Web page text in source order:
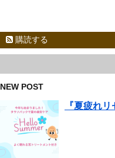
購読する
NEW POST
『夏疲れ